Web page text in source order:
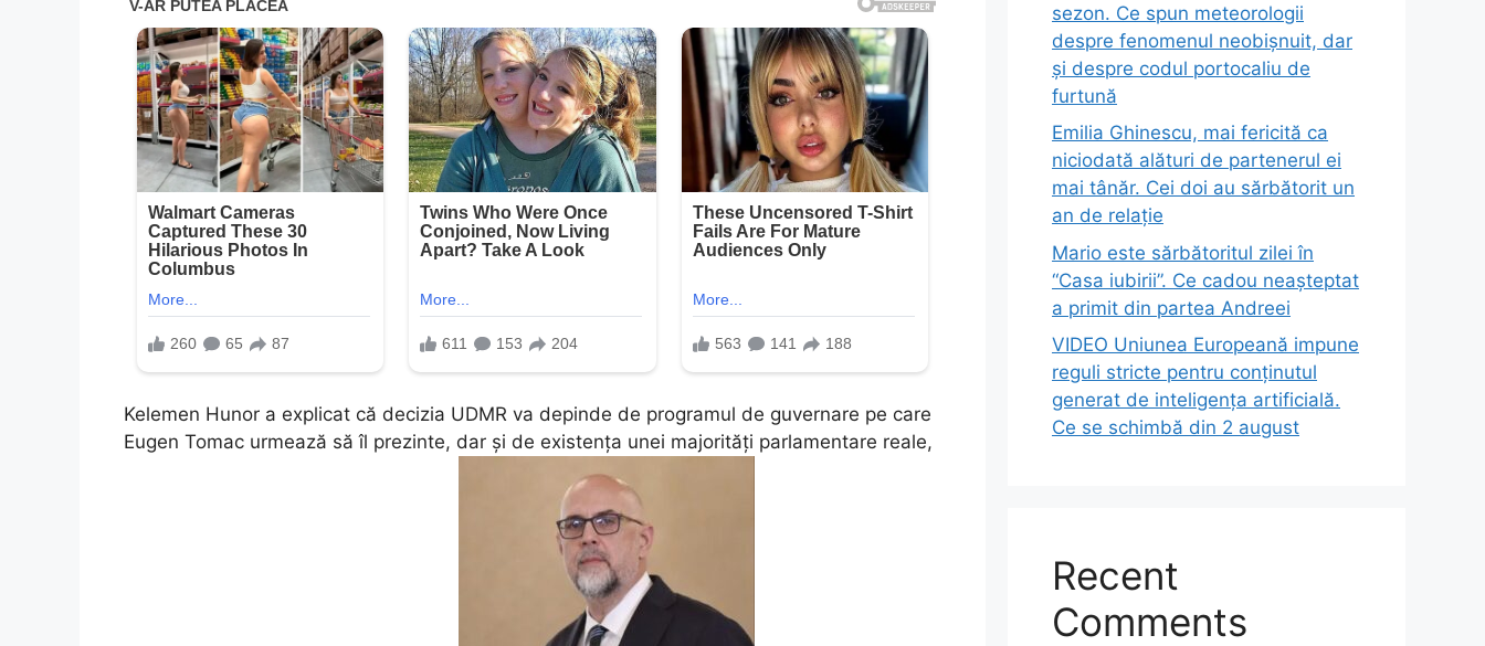
Kelemen Hunor a explicat că decizia UDMR va depinde de programul de guvernare pe care
Eugen Tomac urmează să îl prezinte, dar și de existența unei majorități parlamentare reale,
sezon. Ce spun meteorologii
despre fenomenul neobișnuit, dar
și despre codul portocaliu de
furtună
Emilia Ghinescu, mai fericită ca
niciodată alături de partenerul ei
mai tânăr. Cei doi au sărbătorit un
an de relație
Mario este sărbătoritul zilei în
“Casa iubirii”. Ce cadou neașteptat
a primit din partea Andreei
VIDEO Uniunea Europeană impune
reguli stricte pentru conținutul
generat de inteligența artificială.
Ce se schimbă din 2 august
Recent
Comments